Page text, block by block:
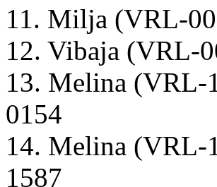
11. Milja (VRL-
12. Vibaja (VRL-
13. Melina (VRL-
0154
14. Melina (VRL-
1587